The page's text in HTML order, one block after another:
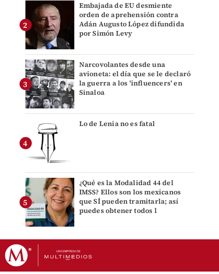
Embajada de EU desmiente
orden de aprehensión contra
Adán Augusto López difundida
por Simón Levy
Narcovolantes desde una
avioneta: el día que se le declaró
la guerra a los 'influencers' en
Sinaloa
Lo de Lenia no es fatal
¿Qué es la Modalidad 44 del
IMSS? Ellos son los mexicanos
que SÍ pueden tramitarla; así
puedes obtener todos l